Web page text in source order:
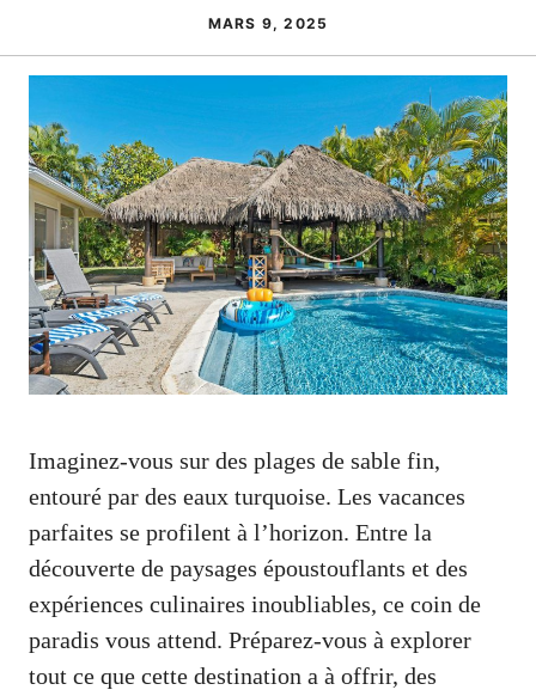
MARS 9, 2025
Imaginez-vous sur des plages de sable fin,
entouré par des eaux turquoise. Les vacances
parfaites se profilent à l’horizon. Entre la
découverte de paysages époustouflants et des
expériences culinaires inoubliables, ce coin de
paradis vous attend. Préparez-vous à explorer
tout ce que cette destination a à offrir, des